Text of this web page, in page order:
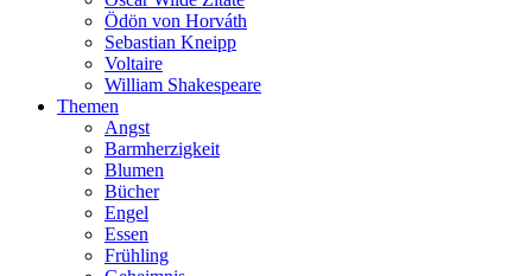
Ödön von Horváth
Sebastian Kneipp
Voltaire
William Shakespeare
Themen
Angst
Barmherzigkeit
Blumen
Bücher
Engel
Essen
Frühling